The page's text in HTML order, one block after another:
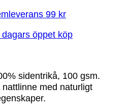
99 kr
dagars öppet köp
sidentrikå, 100 gsm.
med naturligt